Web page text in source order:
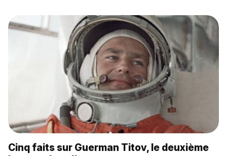
Cinq faits sur Guerman Titov, le deuxième